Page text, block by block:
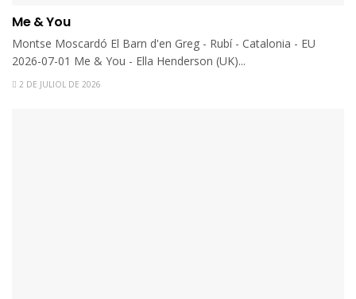
Me & You
Montse Moscardó El Barn d'en Greg - Rubí - Catalonia - EU
2026-07-01 Me & You - Ella Henderson (UK)...
2 DE JULIOL DE 2026